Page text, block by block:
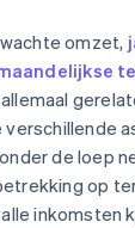
omzet,
de loep
op
inkomsten